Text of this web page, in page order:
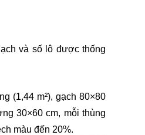
và số lô được thống
(1,44 m²), gạch 80×80
30×60 cm, mỗi thùng
màu đến 20%.